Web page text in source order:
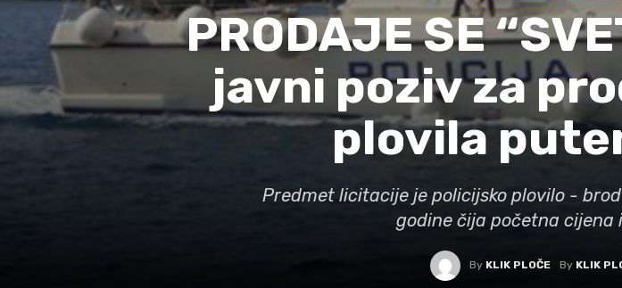
PRODAJE SE
javni poziv za
plovila
Predmet licitacije je policijsko plovilo -
godine čija početna cijena
By KLIK PLOČE By KLIK